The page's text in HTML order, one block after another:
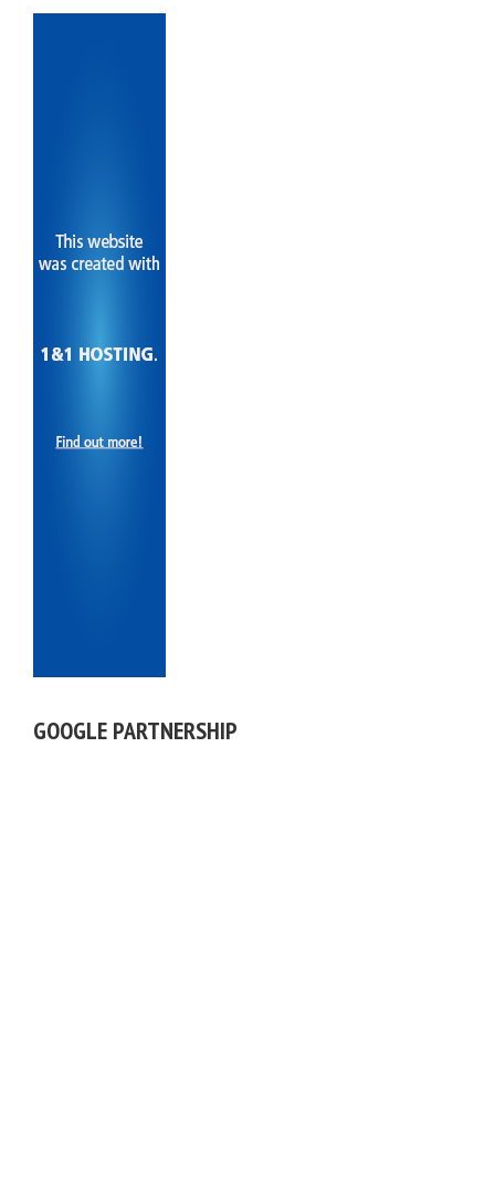
GOOGLE PARTNERSHIP